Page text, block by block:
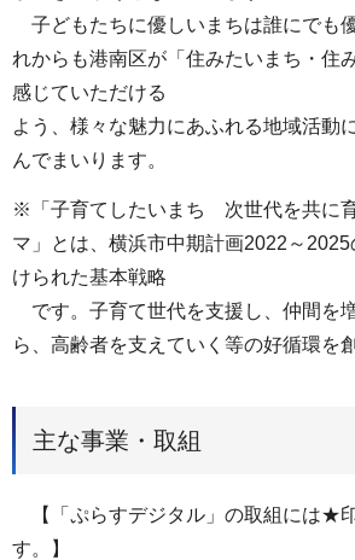
子どもたちに優しいまちは誰にでも
れからも港南区が「住みたいまち・住
感じていただける
よう、様々な魅力にあふれる地域活動
んでまいります。
※「子育てしたいまち 次世代を共に
マ」とは、横浜市中期計画2022～
けられた基本戦略
です。子育て世代を支援し、仲間を
ら、高齢者を支えていく等の好循環を
主な事業・取組
【「ぷらすデジタル」の取組には★
す。】